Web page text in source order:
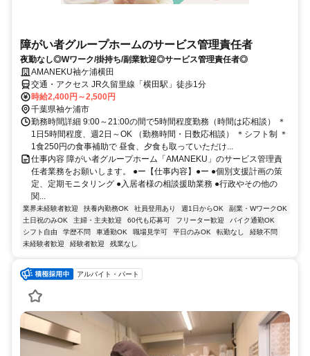
障がい者グループホームのサービス管理責任者
夜勤なし◎Wワーク/掛持ち/副業歓迎◎サービス管理責任者◎
AMANEKU袖ケ浦横田
交通・アクセス JR久留里線「横田駅」徒歩1分
時給2,400円～2,500円
千葉県袖ケ浦市
勤務時間詳細 9:00～21:00の間で5時間程度勤務（時間は応相談） ＊
1日5時間程度、週2日～OK （勤務時間・日数応相談） ＊シフト制 ＊
1食250円の食事補助で 昼食、夕食も取っていただけ...
仕事内容 障がい者グループホーム「AMANEKU」のサービス管理責
任者業務をお願いします。 ●ー【仕事内容】●ー ●個別支援計画の策
定、定期モニタリング ●入居者様の相談援助業務 ●行政やその他の
関...
業界未経験者歓迎 扶養内勤務OK 社員登用あり 週1日からOK
副業・WワークOK
土日祝のみOK
主婦・主夫歓迎 60代も応募可 フリーター歓迎
バイク通勤OK
シフト自由
学歴不問 車通勤OK 職場見学可 平日のみOK 転勤なし
経験不問
未経験者歓迎
経験者歓迎 残業なし
アルバイト・パート